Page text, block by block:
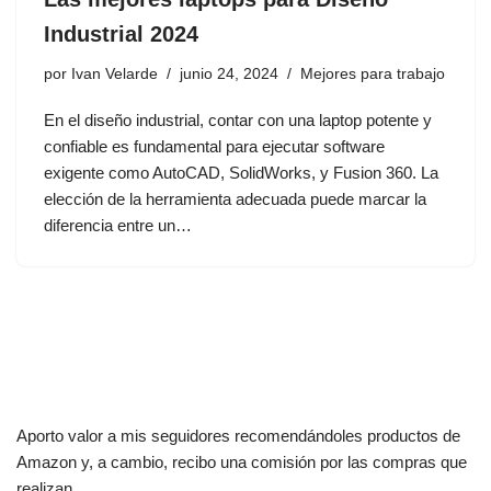
Industrial 2024
por Ivan Velarde junio 24, 2024 Mejores para trabajo
En el diseño industrial, contar con una laptop potente y
confiable es fundamental para ejecutar software
exigente como AutoCAD, SolidWorks, y Fusion 360. La
elección de la herramienta adecuada puede marcar la
diferencia entre un…
Aporto valor a mis seguidores recomendándoles productos de
Amazon y, a cambio, recibo una comisión por las compras que